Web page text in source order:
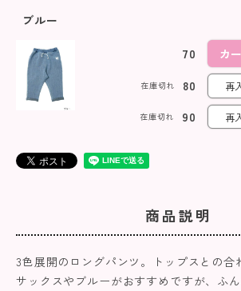
ブルー
70 カ
80
在庫切れ 再
90
在庫切れ 再
商品説明
3色展開のロングパンツ。トップスとの合
サックスやブルーがおすすめですが、ふ